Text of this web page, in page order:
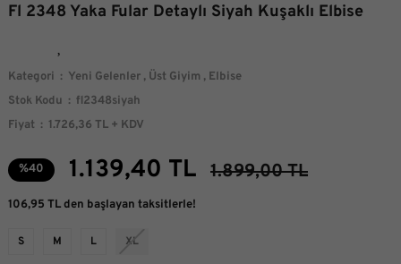
Fl 2348 Yaka Fular Detaylı Siyah Kuşaklı Elbise
Kategori Yeni Gelenler , Üst Giyim , Elbise
Stok Kodu
fl2348siyah
Fiyat
1.726,36 TL + KDV
%40 1.139,40 TL 1.899,00 TL
106,95 TL den başlayan taksitlerle!
S M L XL